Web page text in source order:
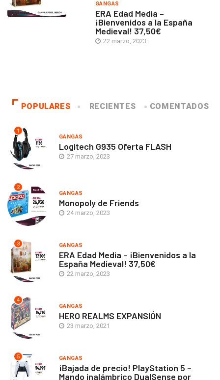
GANGAS
ERA Edad Media –
¡Bienvenidos a la España
Medieval! 37,50€
22 marzo, 2023
POPULARES RECIENTES COMENTADOS
1
GANGAS
Logitech G935 Oferta FLASH
27 marzo, 2023
2
GANGAS
Monopoly de Friends
24 marzo, 2023
3 GANGAS
ERA Edad Media – ¡Bienvenidos a la
España Medieval! 37,50€
22 marzo, 2023
4
GANGAS
HERO REALMS EXPANSIÓN
23 marzo, 2021
5 GANGAS
¡Bajada de precio! PlayStation 5 –
Mando inalámbrico DualSense por